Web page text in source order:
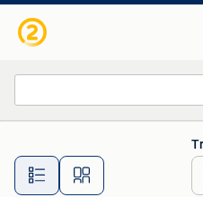
Toutes